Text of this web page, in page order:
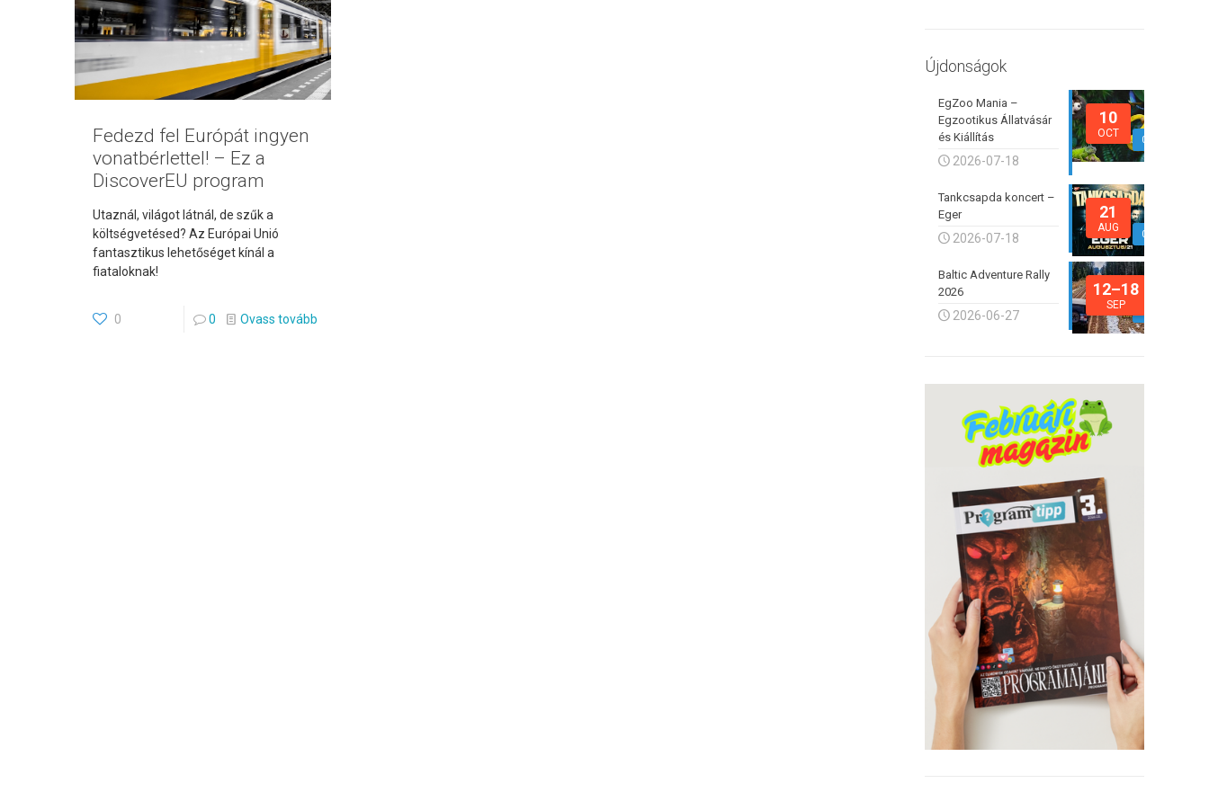
Fedezd fel Európát ingyen
vonatbérlettel! – Ez a
DiscoverEU program
Utaznál, világot látnál, de szűk a
költségvetésed? Az Európai Unió
fantasztikus lehetőséget kínál a
fiataloknak!
0 0 Ovass tovább
Újdonságok
10
OCT
0
EgZoo Mania –
Egzootikus Állatvásár
és Kiállítás
2026-07-18
21
AUG
0
Tankcsapda koncert –
Eger
2026-07-18
12–18
SEP
Baltic Adventure Rally
2026
2026-06-27